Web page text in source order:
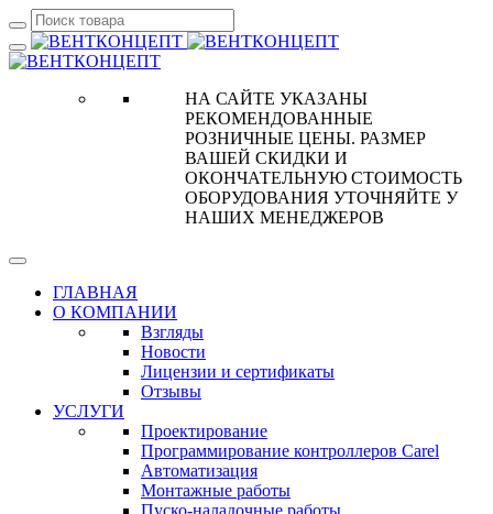
НА САЙТЕ УКАЗАНЫ
РЕКОМЕНДОВАННЫЕ
РОЗНИЧНЫЕ ЦЕНЫ. РАЗМЕР
ВАШЕЙ СКИДКИ И
ОКОНЧАТЕЛЬНУЮ СТОИМОСТЬ
ОБОРУДОВАНИЯ УТОЧНЯЙТЕ У
НАШИХ МЕНЕДЖЕРОВ
ГЛАВНАЯ
О КОМПАНИИ
Взгляды
Новости
Лицензии и сертификаты
Отзывы
УСЛУГИ
Проектирование
Программирование контроллеров Carel
Автоматизация
Монтажные работы
Пуско-наладочные работы